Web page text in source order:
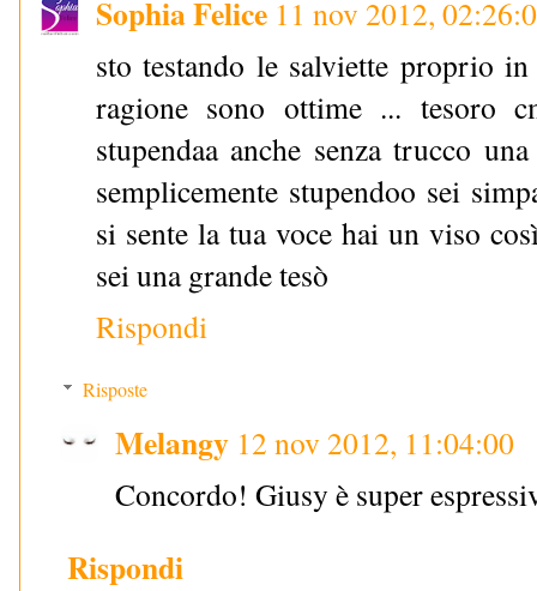
Sophia Felice 11 nov 2012,
sto testando le salviette proprio
ragione sono ottime ... tesoro
stupendaa anche senza trucco
semplicemente stupendoo sei
si sente la tua voce hai un viso
sei una grande tesò
Rispondi
Risposte
Melangy 12 nov 2012, 11:04:00
Concordo! Giusy è super
Rispondi